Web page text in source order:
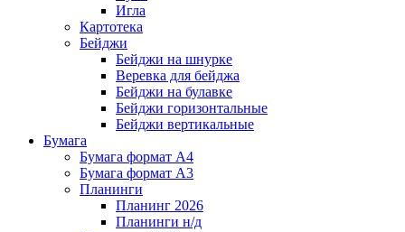
Игла
Картотека
Бейджи
Бейджи на шнурке
Веревка для бейджа
Бейджи на булавке
Бейджи горизонтальные
Бейджи вертикальные
Бумага
Бумага формат А4
Бумага формат А3
Планинги
Планинг 2026
Планинги н/д